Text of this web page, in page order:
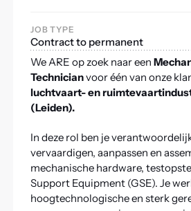
JOB TYPE
Contract to permanent
We ARE op zoek naar een
Technicianvoor één van onze
luchtvaart- en
(Leiden).
In deze rol ben je
vervaardigen, aanpassen en
mechanische hardware,
Support Equipment (GSE). Je
hoogtechnologische en sterk